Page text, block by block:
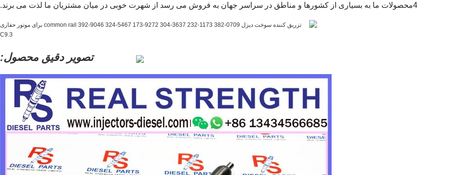
4محصولات ما به بسیاری از کشورها و مناطق در سراسر جهان به فروش می رسد از شهرت خوبی در میان مشتریان ما لذت می برند.
تصویر دقیق محصول: